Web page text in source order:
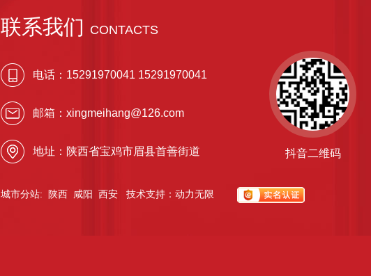
联系我们 CONTACTS
电话： 15291970041 15291970041
邮箱： xingmeihang@126.com
地址：陕西省宝鸡市眉县首善街道
城市分站: 陕西 咸阳 西安 技术支持： 动力无限
抖音二维码